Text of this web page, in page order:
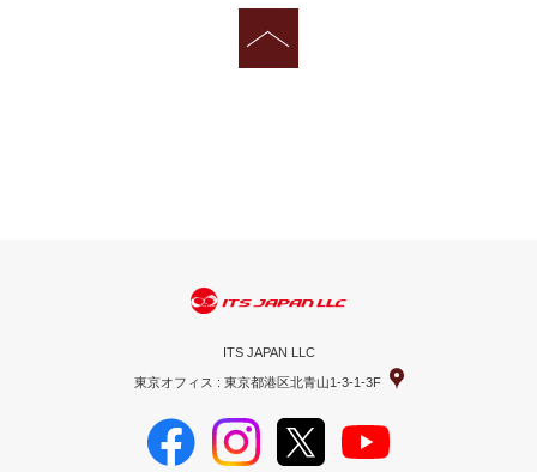
ITS JAPAN LLC
東京オフィス : 東京都港区北青山1-3-1-3F